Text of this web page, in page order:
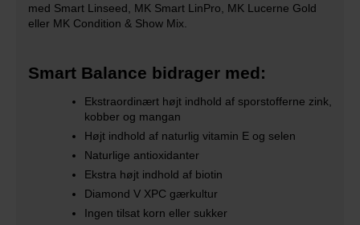
med Smart Linseed, MK Smart LinPro, MK Lucerne Gold
eller MK Condition & Show Mix.
Smart Balance bidrager med:
Ekstraordinært højt indhold af sporstofferne zink,
kobber og mangan
Højt indhold af naturlig vitamin E og selen
Naturlige antioxidanter
Ekstra højt indhold af biotin
Diamond V XPC gærkultur
Ingen tilsat korn eller sukker